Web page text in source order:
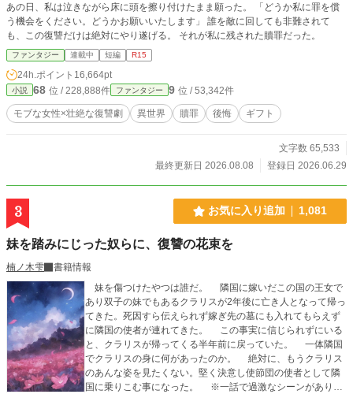
あの日、私は泣きながら床に頭を擦り付けたまま願った。 「どうか私に罪を償
う機会をください。どうかお願いいたします」 誰を敵に回しても非難されて
も、この復讐だけは絶対にやり遂げる。 それが私に残された贖罪だった。
ファンタジー 連載中 短編 R15
24h.ポイント 16,664pt
小説 68 位 / 228,888件 ファンタジー 9 位 / 53,342件
モブな女性×壮絶な復讐劇 異世界 贖罪 後悔 ギフト
文字数 65,533
最終更新日 2026.08.08
登録日 2026.06.29
3 お気に入り追加 1,081
妹を踏みにじった奴らに、復讐の花束を
楠ノ木雫
書籍情報
妹を傷つけたやつは誰だ。 隣国に嫁いだこの国の王女で
あり双子の妹でもあるクラリスが2年後に亡き人となって帰っ
てきた。死因すら伝えられず嫁ぎ先の墓にも入れてもらえず
に隣国の使者が連れてきた。 この事実に信じられずにいる
と、クラリスが帰ってくる半年前に戻っていた。 一体隣国
でクラリスの身に何があったのか。 絶対に、もうクラリス
のあんな姿を見たくない。堅く決意し使節団の使者として隣
国に乗りこむ事になった。 ※一話で過激なシーンがありま